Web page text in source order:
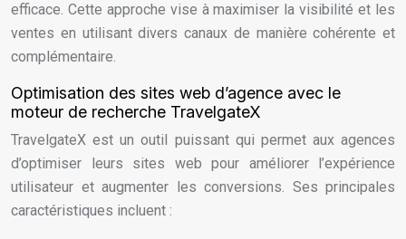
efficace. Cette approche vise à maximiser la visibilité et les
ventes en utilisant divers canaux de manière cohérente et
complémentaire.
Optimisation des sites web d’agence avec le
moteur de recherche TravelgateX
TravelgateX est un outil puissant qui permet aux agences
d’optimiser leurs sites web pour améliorer l’expérience
utilisateur et augmenter les conversions. Ses principales
caractéristiques incluent :